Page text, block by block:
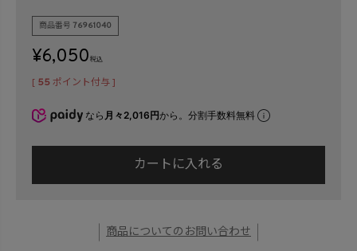
商品番号 76961040
¥6,050 税込
[ 55ポイント付与 ]
なら 月々2,016円から。分割手数料無料
カートに入れる
商品についてのお問い合わせ